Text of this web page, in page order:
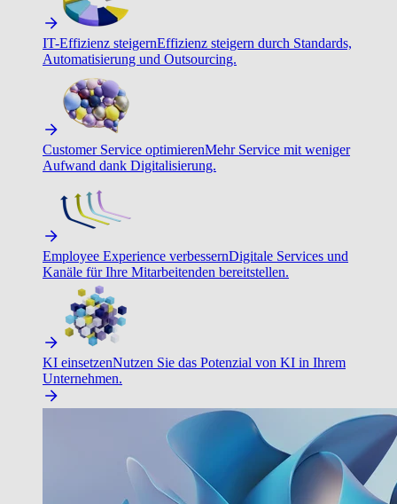
IT-Effizienz steigernEffizienz steigern durch Standards,
Automatisierung und Outsourcing.
Customer Service optimierenMehr Service mit weniger
Aufwand dank Digitalisierung.
Employee Experience verbessernDigitale Services und
Kanäle für Ihre Mitarbeitenden bereitstellen.
KI einsetzenNutzen Sie das Potenzial von KI in Ihrem
Unternehmen.